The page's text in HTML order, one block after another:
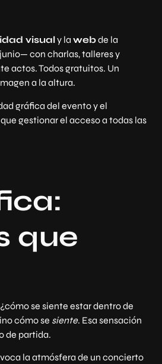
visualy la webde la
junio— con charlas, talleres y
actos. Todos gratuitos. Un
a la altura.
gráfica del evento y el
gestionar el acceso a todas las
que
se siente estar dentro de
cómo se siente. Esa sensación
de partida.
la atmósfera de un concierto